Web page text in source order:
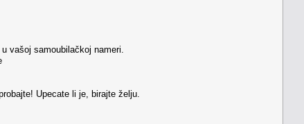
vašoj samoubilačkoj nameri.
Upecate li je, birajte želju.